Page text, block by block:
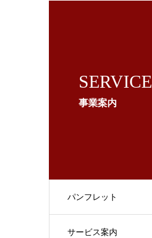
SERVICE
事業案内
パンフレット
サービス案内